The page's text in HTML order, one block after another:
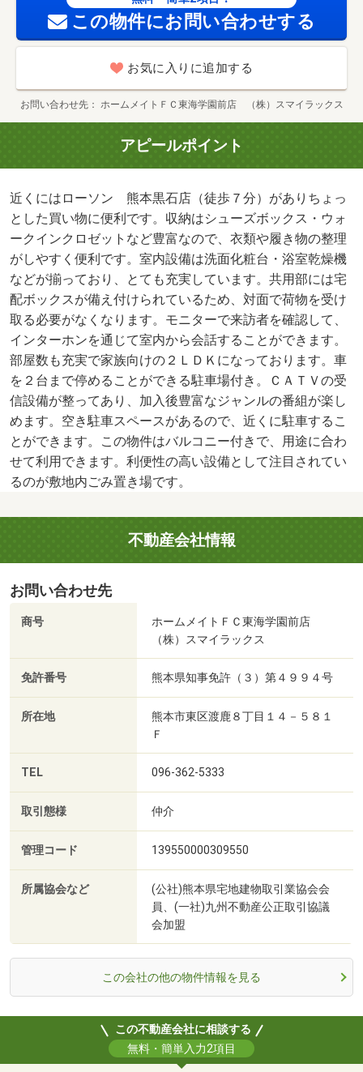
この物件にお問い合わせする
お気に入りに追加する
お問い合わせ先 ホームメイトＦＣ東海学園前店 （株）スマイラックス
アピールポイント
近くにはローソン 熊本黒石店（徒歩７分）がありちょっ
とした買い物に便利です。収納はシューズボックス・ウォ
ークインクロゼットなど豊富なので、衣類や履き物の整理
がしやすく便利です。室内設備は洗面化粧台・浴室乾燥機
などが揃っており、とても充実しています。共用部には宅
配ボックスが備え付けられているため、対面で荷物を受け
取る必要がなくなります。モニターで来訪者を確認して、
インターホンを通じて室内から会話することができます。
部屋数も充実で家族向けの２ＬＤＫになっております。車
を２台まで停めることができる駐車場付き。ＣＡＴＶの受
信設備が整ってあり、加入後豊富なジャンルの番組が楽し
めます。空き駐車スペースがあるので、近くに駐車するこ
とができます。この物件はバルコニー付きで、用途に合わ
せて利用できます。利便性の高い設備として注目されてい
るのが敷地内ごみ置き場です。
不動産会社情報
お問い合わせ先
商号
ホームメイトＦＣ東海学園前店
（株）スマイラックス
免許番号 熊本県知事免許（３）第４９９４号
所在地
熊本市東区渡鹿８丁目１４－５８１
Ｆ
TEL 096-362-5333
取引態様 仲介
管理コード 139550000309550
所属協会など
(公社)熊本県宅地建物取引業協会会
員、(一社)九州不動産公正取引協議
会加盟
この会社の他の物件情報を見る
この不動産会社に相談する
無料・簡単入力2項目